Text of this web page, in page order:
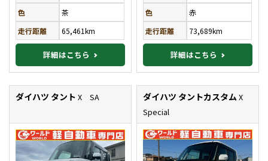
色
茶
走行距離
65,461km
詳細はこちら
色
赤
走行距離
73,689km
詳細はこちら
ダイハツ タントX SA ダイハツ タントカスタムX
Special